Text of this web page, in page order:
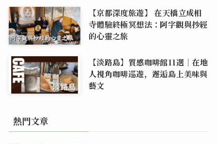
【京都深度旅遊】 在天橋立成相
寺體驗終極冥想法：阿字觀與抄經
的心靈之旅
【淡路島】質感咖啡館11選｜在地
人視角咖啡巡遊，邂逅島上美味與
藝文
熱門文章